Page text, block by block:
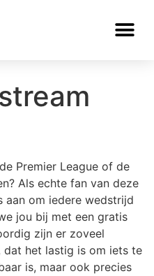
Premier League of de
Als echte fan van deze
aan om iedere wedstrijd
jou bij met een gratis
zijn er zoveel
dat het lastig is om iets te
is, maar ook precies